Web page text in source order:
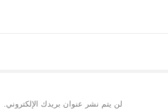
لن يتم نشر عنوان بريدك الإلكتروني.